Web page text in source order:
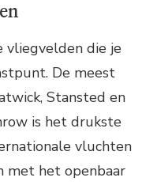
vliegvelden die je
De meest
Stansted en
is het drukste
vluchten
met het openbaar